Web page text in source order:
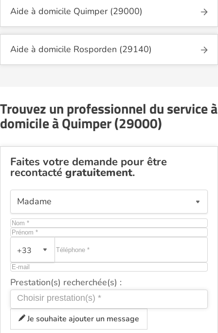
Aide à domicile Quimper (29000)
Aide à domicile Rosporden (29140)
Trouvez un professionnel du service à
domicile à Quimper (29000)
Faites votre demande pour être
recontacté gratuitement.
+33
Prestation(s) recherchée(s) :
Je souhaite ajouter un message